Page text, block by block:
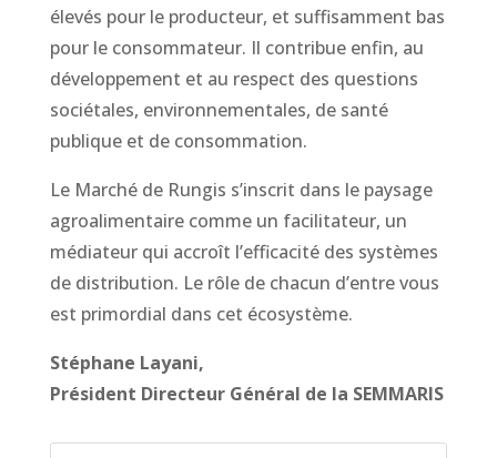
élevés pour le producteur, et suffisamment bas
pour le consommateur. Il contribue enfin, au
développement et au respect des questions
sociétales, environnementales, de santé
publique et de consommation.
Le Marché de Rungis s’inscrit dans le paysage
agroalimentaire comme un facilitateur, un
médiateur qui accroît l’efficacité des systèmes
de distribution. Le rôle de chacun d’entre vous
est primordial dans cet écosystème.
Stéphane Layani,
Président Directeur Général de la SEMMARIS